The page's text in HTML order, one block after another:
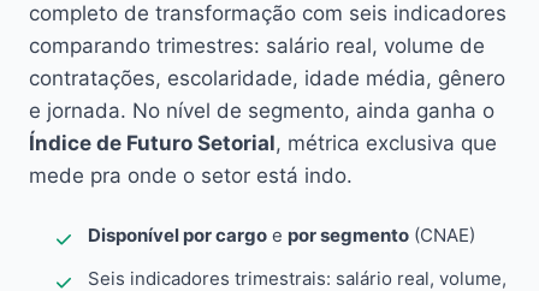
completo de transformação com seis indicadores
comparando trimestres: salário real, volume de
contratações, escolaridade, idade média, gênero
e jornada. No nível de segmento, ainda ganha o
Índice de Futuro Setorial, métrica exclusiva que
mede pra onde o setor está indo.
Disponível por cargo e por segmento (CNAE)
Seis indicadores trimestrais: salário real, volume,